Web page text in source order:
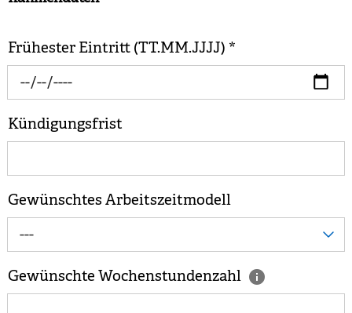
Frühester Eintritt (TT.MM.JJJJ) *
Kündigungsfrist
Gewünschtes Arbeitszeitmodell
---
Gewünschte Wochenstundenzahl